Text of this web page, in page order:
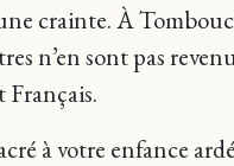
crainte. À
n’en sont pas
Français.
à votre enfance